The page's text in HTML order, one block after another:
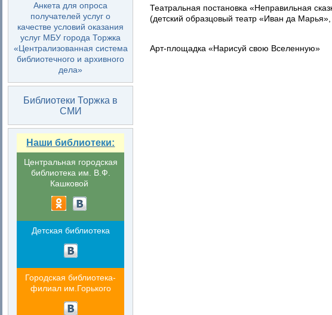
Анкета для опроса
получателей услуг о
качестве условий оказания
услуг МБУ города Торжка
«Централизованная система
библиотечного и архивного
дела»
Библиотеки Торжка в
СМИ
Наши библиотеки:
Центральная городская
библиотека им. В.Ф.
Кашковой
Детская библиотека
Городская библиотека-
филиал им.Горького
Театральная постановка «Неправильная
(детский образцовый театр «Иван да
Арт-площадка «Нарисуй свою Вселенную»